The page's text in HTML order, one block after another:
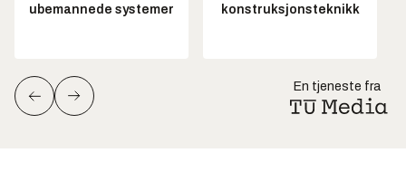
ubemannede systemer
konstruksjonsteknikk
En tjeneste fra